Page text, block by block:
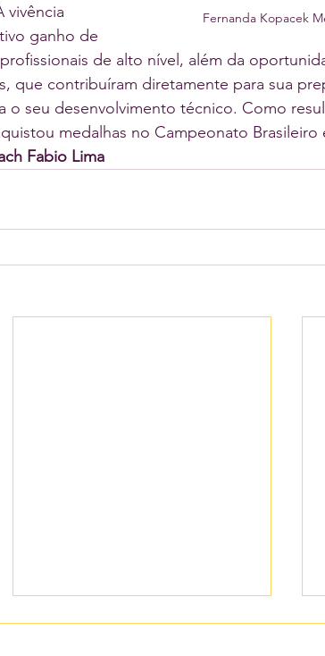
Fernanda Kopacek
vivência
ganho de
de alto nível, além da
que contribuíram diretamente para sua
o seu desenvolvimento técnico. Como
medalhas no Campeonato Brasileiro